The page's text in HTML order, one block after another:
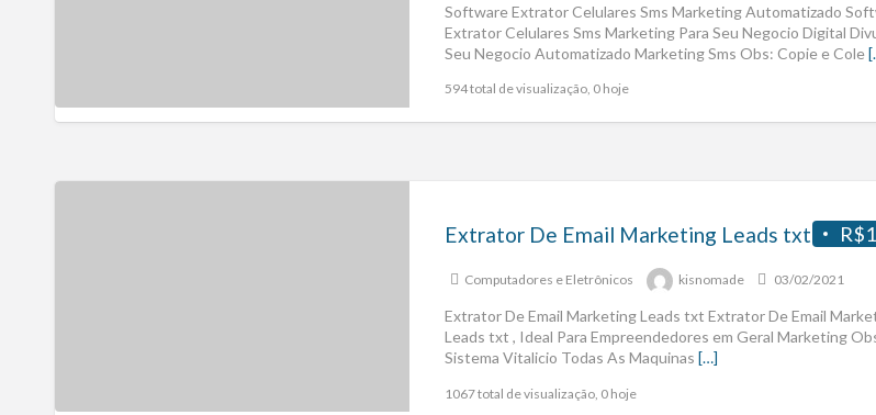
Software Extrator Celulares Sms Marketing Automatizado
Extrator Celulares Sms Marketing Para Seu Negocio Digital
Seu Negocio Automatizado Marketing Sms Obs: Copie e Cole
594 total de visualização, 0 hoje
Extrator De Email Marketing Leads txt
Computadores e Eletrônicos kisnomade 03/02/2021
Extrator De Email Marketing Leads txt Extrator De Email
Leads txt , Ideal Para Empreendedores em Geral Marketing
Sistema Vitalicio Todas As Maquinas […]
1067 total de visualização, 0 hoje